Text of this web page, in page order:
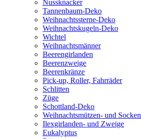
Nussknacker
Tannenbaum-Deko
Weihnachtssterne-Deko
Weihnachtskugeln-Deko
Wichtel
Weihnachtsmänner
Beerengirlanden
Beerenzweige
Beerenkränze
Pick-up, Roller, Fahrräder
Schlitten
Züge
Schottland-Deko
Weihnachtsmützen- und Socken
Ilexgirlanden- und Zweige
Eukalyptus